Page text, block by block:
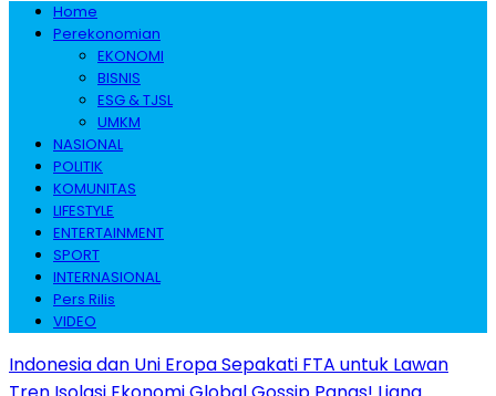
Home
Perekonomian
EKONOMI
BISNIS
ESG & TJSL
UMKM
NASIONAL
POLITIK
KOMUNITAS
LIFESTYLE
ENTERTAINMENT
SPORT
INTERNASIONAL
Pers Rilis
VIDEO
Indonesia dan Uni Eropa Sepakati FTA untuk Lawan